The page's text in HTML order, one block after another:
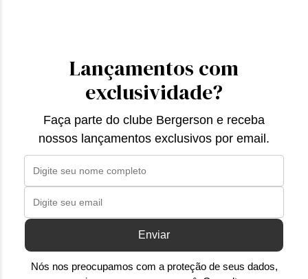
Lançamentos com
exclusividade?
Faça parte do clube Bergerson e receba
nossos lançamentos exclusivos por email.
Enviar
Nós nos preocupamos com a proteção de seus dados,